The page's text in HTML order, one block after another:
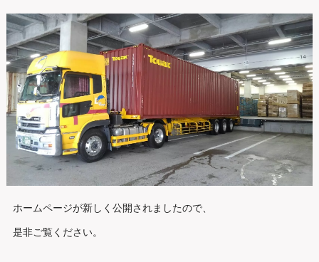
ホームページが新しく公開されましたので、
是非ご覧ください。